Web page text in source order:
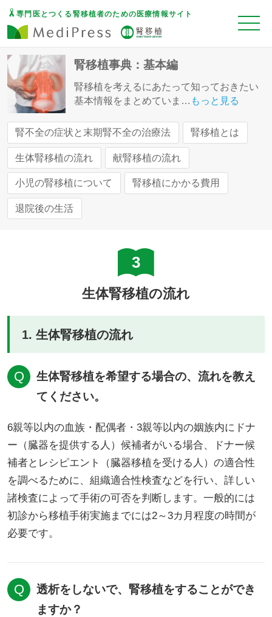
専門医とつくる腎移植者のための医療情報サイト
腎移植事典：基本編
腎移植を考えるにあたって知っておきたい
基本情報をまとめていま … もっと見る
腎不全の症状と末期腎不全の治療法 腎移植とは
生体腎移植の流れ 献腎移植の流れ
小児の腎移植について 腎移植にかかる費用
退院後の生活
3
生体腎移植の流れ
1. 生体腎移植の流れ
生体腎移植を希望する場合の、流れを教え
てください。
6親等以内の血族・配偶者・3親等以内の姻族内にドナ
ー（臓器を提供する人）候補者がいる場合、ドナー候
補者とレシピエント（臓器移植を受ける人）の適合性
を調べるために、組織適合性検査などを行い、詳しい
諸検査によって手術の可否を判断します。一般的には
初診から移植手術実施までには2～3カ月程度の時間が
必要です。
透析をしないで、腎移植をすることができ
ますか？